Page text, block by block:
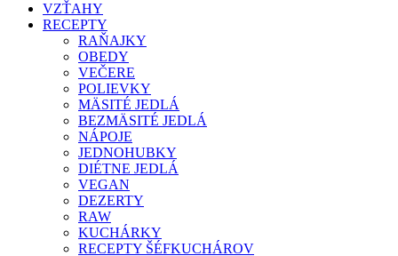
VZŤAHY
RECEPTY
RAŇAJKY
OBEDY
VEČERE
POLIEVKY
MÄSITÉ JEDLÁ
BEZMÄSITÉ JEDLÁ
NÁPOJE
JEDNOHUBKY
DIÉTNE JEDLÁ
VEGAN
DEZERTY
RAW
KUCHÁRKY
RECEPTY ŠÉFKUCHÁROV